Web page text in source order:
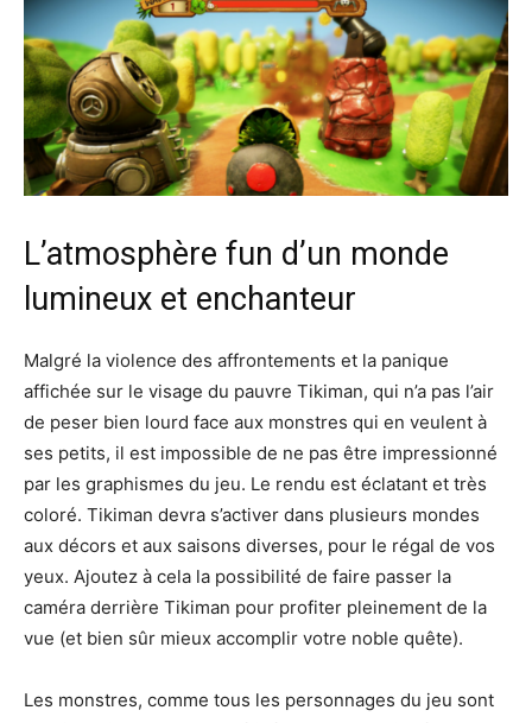
L’atmosphère fun d’un monde
lumineux et enchanteur
Malgré la violence des affrontements et la panique
affichée sur le visage du pauvre Tikiman, qui n’a pas l’air
de peser bien lourd face aux monstres qui en veulent à
ses petits, il est impossible de ne pas être impressionné
par les graphismes du jeu. Le rendu est éclatant et très
coloré. Tikiman devra s’activer dans plusieurs mondes
aux décors et aux saisons diverses, pour le régal de vos
yeux. Ajoutez à cela la possibilité de faire passer la
caméra derrière Tikiman pour profiter pleinement de la
vue (et bien sûr mieux accomplir votre noble quête).
Les monstres, comme tous les personnages du jeu sont